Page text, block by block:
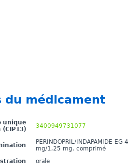
du médicament
unique
3400949731077
PERINDOPRIL/INDAPAMIDE EG 4
mg/1,25 mg, comprimé
orale